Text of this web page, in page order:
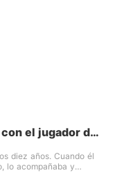
el jugador de
diez años. Cuando él
lo acompañaba y